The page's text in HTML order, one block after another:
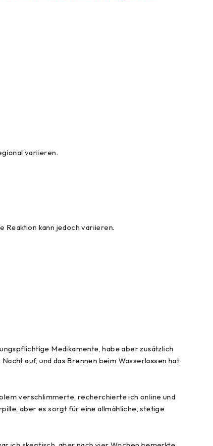
variieren.
Reaktion kann jedoch variieren.
Medikamente, habe aber zusätzlich
auf, und das Brennen beim Wasserlassen hat
verschlimmerte, recherchierte ich online und
aber es sorgt für eine allmähliche, stetige